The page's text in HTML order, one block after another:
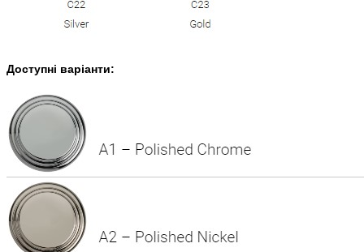
Доступні варіанти: